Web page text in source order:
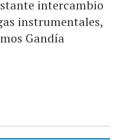
intercambio
instrumentales,
Gandía